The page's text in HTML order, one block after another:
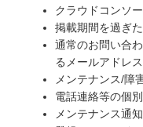
クラウドコンソ
掲載期間を過ぎ
通常のお問い合
るメールアドレ
メンテナンス/障
電話連絡等の個
メンテナンス通